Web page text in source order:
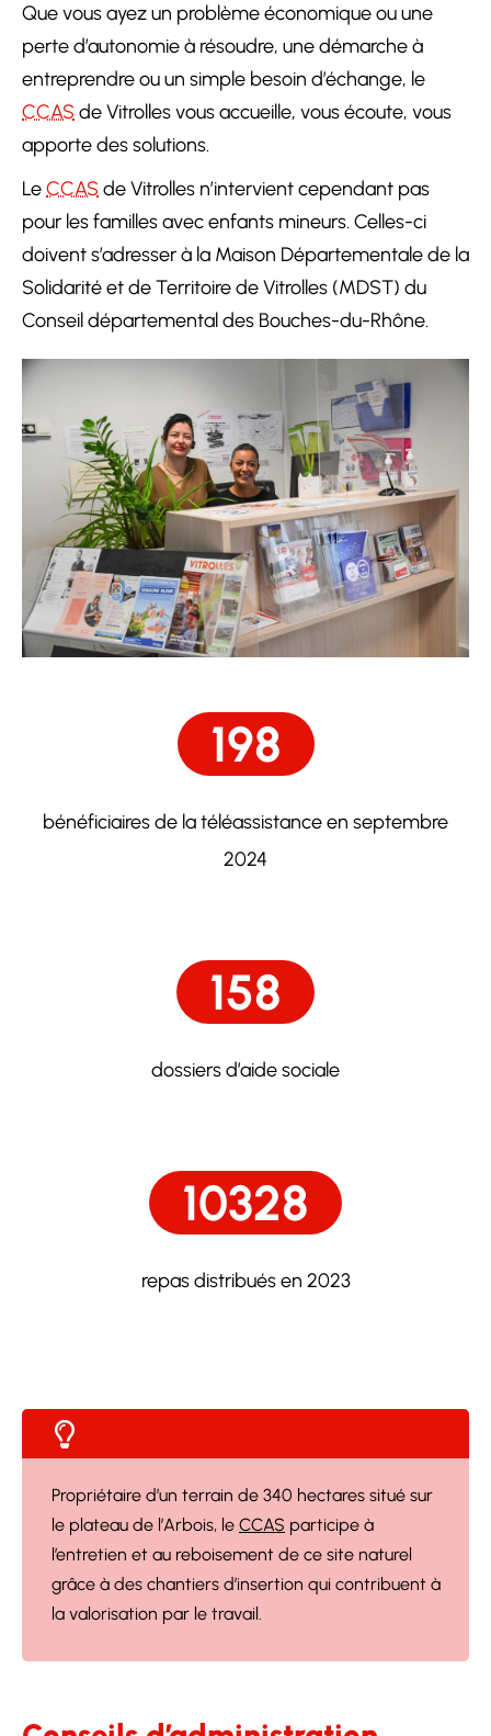
Que vous ayez un problème économique ou une
perte d’autonomie à résoudre, une démarche à
entreprendre ou un simple besoin d’échange, le
CCAS de Vitrolles vous accueille, vous écoute, vous
apporte des solutions.
LeCCAS de Vitrolles n’intervient cependant pas
pour les familles avec enfants mineurs. Celles-ci
doivent s’adresser à la Maison Départementale de la
Solidarité et de Territoire de Vitrolles (MDST) du
Conseil départemental des Bouches-du-Rhône.
198
bénéficiaires de la téléassistance en septembre
2024
158
dossiers d’aide sociale
10328
repas distribués en 2023
Propriétaire d’un terrain de 340 hectares situé sur
le plateau de l’Arbois, le CCAS participe à
l’entretien et au reboisement de ce site naturel
grâce à des chantiers d’insertion qui contribuent à
la valorisation par le travail.